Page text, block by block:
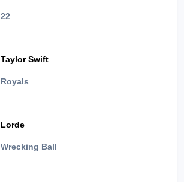
22
Taylor Swift
Royals
Lorde
Wrecking Ball